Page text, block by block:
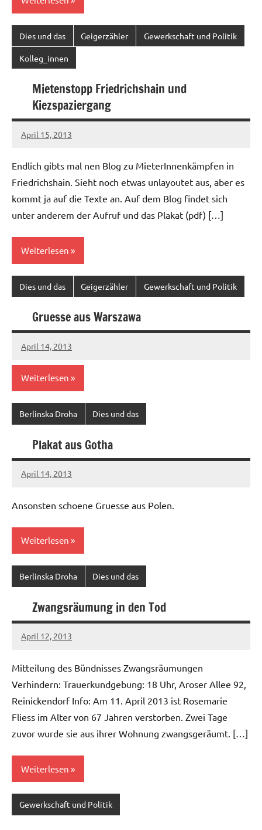
Dies und das Geigerzähler Gewerkschaft und Politik
Kolleg_innen
Mietenstopp Friedrichshain und
Kiezspaziergang
April 15, 2013
Ilja
Endlich gibts mal nen Blog zu MieterInnenkämpfen in
Friedrichshain. Sieht noch etwas unlayoutet aus, aber es
kommt ja auf die Texte an. Auf dem Blog findet sich
unter anderem der Aufruf und das Plakat (pdf) […]
Weiterlesen
Dies und das Geigerzähler Gewerkschaft und Politik
Gruesse aus Warszawa
April 14, 2013
Ilja
Weiterlesen
Berlinska Droha Dies und das
Plakat aus Gotha
April 14, 2013
Ilja
Ansonsten schoene Gruesse aus Polen.
Weiterlesen
Berlinska Droha Dies und das
Zwangsräumung in den Tod
April 12, 2013
Ilja
Mitteilung des Bündnisses Zwangsräumungen
Verhindern: Trauerkundgebung: 18 Uhr, Aroser Allee 92,
Reinickendorf Info: Am 11. April 2013 ist Rosemarie
Fliess im Alter von 67 Jahren verstorben. Zwei Tage
zuvor wurde sie aus ihrer Wohnung zwangsgeräumt. […]
Weiterlesen
Gewerkschaft und Politik